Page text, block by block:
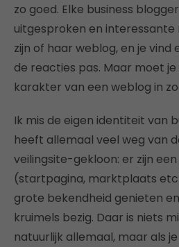
zo goed. Elke business
uitgesproken en interessante
zijn of haar weblog, en je vind
de reacties pas. Maar moet
karakter van een weblog in
Ik mis de eigen identiteit van
heeft allemaal veel weg van
veilingsite-gekloon: er zijn
(startpagina, marktplaats
grote bekendheid genieten
kruimels bezig. Daar is niets
natuurlijk allemaal, maar als